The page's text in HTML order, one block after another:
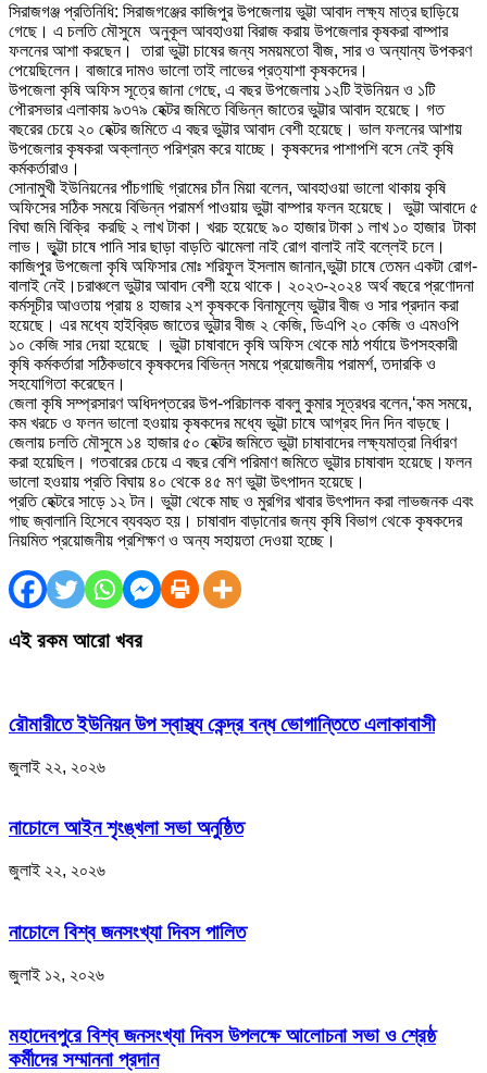
সিরাজগঞ্জ প্রতিনিধি: সিরাজগঞ্জের কাজিপুর উপজেলায় ভুট্টা আবাদ লক্ষ্য মাত্র ছাড়িয়ে
গেছে। এ চলতি মৌসুমে অনুকূল আবহাওয়া বিরাজ করায় উপজেলার কৃষকরা বাম্পার
ফলনের আশা করছেন। তারা ভুট্টা চাষের জন্য সময়মতো বীজ, সার ও অন্যান্য উপকরণ
পেয়েছিলেন। বাজারে দামও ভালো তাই লাভের প্রত্যাশা কৃষকদের।
উপজেলা কৃষি অফিস সূত্রে জানা গেছে, এ বছর উপজেলায় ১২টি ইউনিয়ন ও ১টি
পৌরসভার এলাকায় ৯৩৭৯ হেক্টর জমিতে বিভিন্ন জাতের ভুট্টার আবাদ হয়েছে। গত
বছরের চেয়ে ২০ হেক্টর জমিতে এ বছর ভুট্টার আবাদ বেশী হয়েছে। ভাল ফলনের আশায়
উপজেলার কৃষকরা অক্লান্ত পরিশ্রম করে যাচ্ছে। কৃষকদের পাশাপশি বসে নেই কৃষি
কর্মকর্তারাও।
সোনামুখী ইউনিয়নের পাঁচগাছি গ্রামের চাঁন মিয়া বলেন, আবহাওয়া ভালো থাকায় কৃষি
অফিসের সঠিক সময়ে বিভিন্ন পরামর্শ পাওয়ায় ভুট্টা বাম্পার ফলন হয়েছে। ভুট্টা আবাদে ৫
বিঘা জমি বিক্রি করছি ২ লাখ টাকা। খরচ হয়েছে ৯০ হাজার টাকা ১ লাখ ১০ হাজার টাকা
লাভ। ভুৃট্টা চাষে পানি সার ছাড়া বাড়তি ঝামেলা নাই রোগ বালাই নাই বল্লেই চলে।
কাজিপুর উপজেলা কৃষি অফিসার মোঃ শরিফুল ইসলাম জানান,ভুট্টা চাষে তেমন একটা রোগ-
বালাই নেই।চরাঞ্চলে ভুট্টার আবাদ বেশী হয়ে থাকে। ২০২৩-২০২৪ অর্থ বছরে প্রণোদনা
কর্মসূচীর আওতায় প্রায় ৪ হাজার ২শ কৃষককে বিনামূল্যে ভুট্টার বীজ ও সার প্রদান করা
হয়েছে। এর মধ্যে হাইব্রিড জাতের ভুট্টার বীজ ২ কেজি, ডিএপি ২০ কেজি ও এমওপি
১০ কেজি সার দেয়া হয়েছে । ভুট্টা চাষাবাদে কৃষি অফিস থেকে মাঠ পর্যায়ে উপসহকারী
কৃষি কর্মকর্তারা সঠিকভাবে কৃষকদের বিভিন্ন সময়ে প্রয়োজনীয় পরামর্শ, তদারকি ও
সহযোগিতা করেছেন।
জেলা কৃষি সম্প্রসারণ অধিদপ্তরের উপ-পরিচালক বাবলু কুমার সূত্রধর বলেন,‘কম সময়ে,
কম খরচে ও ফলন ভালো হওয়ায় কৃষকদের মধ্যে ভুট্টা চাষে আগ্রহ দিন দিন বাড়ছে।
জেলায় চলতি মৌসুমে ১৪ হাজার ৫০ হেক্টর জমিতে ভুট্টা চাষাবাদের লক্ষ্যমাত্রা নির্ধারণ
করা হয়েছিল। গতবারের চেয়ে এ বছর বেশি পরিমাণ জমিতে ভুট্টার চাষাবাদ হয়েছে।ফলন
ভালো হওয়ায় প্রতি বিঘায় ৪০ থেকে ৪৫ মণ ভুট্টা উৎপাদন হয়েছে।
প্রতি হেক্টরে সাড়ে ১২ টন। ভুট্টা থেকে মাছ ও মুরগির খাবার উৎপাদন করা লাভজনক এবং
গাছ জ্বালানি হিসেবে ব্যবহৃত হয়। চাষাবাদ বাড়ানোর জন্য কৃষি বিভাগ থেকে কৃষকদের
নিয়মিত প্রয়োজনীয় প্রশিক্ষণ ও অন্য সহায়তা দেওয়া হচ্ছে।
এই রকম আরো খবর
রৌমারীতে ইউনিয়ন উপ স্বাস্থ্য কেন্দ্র বন্ধ ভোগান্তিতে এলাকাবাসী
জুলাই ২২, ২০২৬
নাচোলে আইন শৃংঙ্খলা সভা অনুষ্ঠিত
জুলাই ২২, ২০২৬
নাচোলে বিশ্ব জনসংখ্যা দিবস পালিত
জুলাই ১২, ২০২৬
মহাদেবপুরে বিশ্ব জনসংখ্যা দিবস উপলক্ষে আলোচনা সভা ও শ্রেষ্ঠ
কর্মীদের সম্মাননা প্রদান